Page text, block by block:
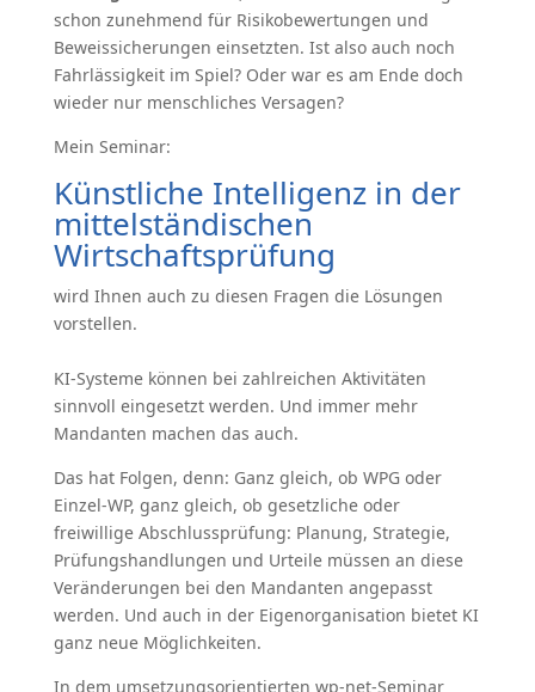
schon zunehmend für Risikobewertungen und
Beweissicherungen einsetzten. Ist also auch noch
Fahrlässigkeit im Spiel? Oder war es am Ende doch
wieder nur menschliches Versagen?
Mein Seminar:
Künstliche Intelligenz in der
mittelständischen
Wirtschaftsprüfung
wird Ihnen auch zu diesen Fragen die Lösungen
vorstellen.
KI-Systeme können bei zahlreichen Aktivitäten
sinnvoll eingesetzt werden. Und immer mehr
Mandanten machen das auch.
Das hat Folgen, denn: Ganz gleich, ob WPG oder
Einzel-WP, ganz gleich, ob gesetzliche oder
freiwillige Abschlussprüfung: Planung, Strategie,
Prüfungshandlungen und Urteile müssen an diese
Veränderungen bei den Mandanten angepasst
werden. Und auch in der Eigenorganisation bietet KI
ganz neue Möglichkeiten.
In dem umsetzungsorientierten wp-net-Seminar